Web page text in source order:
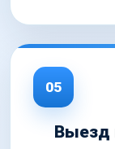
05
Выезд